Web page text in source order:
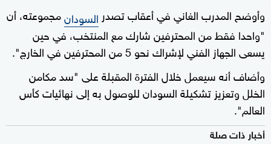
وأوضح المدرب الغاني في أعقاب تصدر السودانمجموعته، أن
"واحدا فقط من المحترفين شارك مع المنتخب، في حين
يسعى الجهاز الفني لإشراك نحو 5 من المحترفين في الخارج".
وأضاف أنه سيعمل خلال الفترة المقبلة على "سد مكامن
الخلل وتعزيز تشكيلة السودان للوصول به إلى نهائيات كأس
العالم".
أخبار ذات صلة